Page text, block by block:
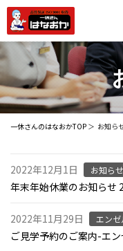
一休さんのはなおかTOP お知ら
2022年12月1日 お知らせ
年末年始休業のお知らせ
2022年11月29日 エン
ご見学予約のご案内-エ